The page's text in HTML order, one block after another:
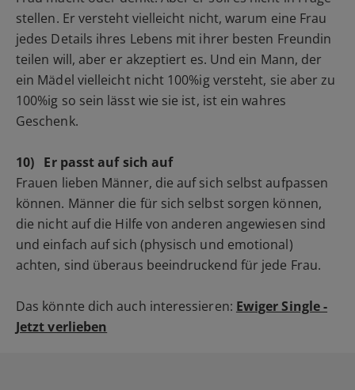
stellen. Er versteht vielleicht nicht, warum eine Frau
jedes Details ihres Lebens mit ihrer besten Freundin
teilen will, aber er akzeptiert es. Und ein Mann, der
ein Mädel vielleicht nicht 100%ig versteht, sie aber zu
100%ig so sein lässt wie sie ist, ist ein wahres
Geschenk.
10) Er passt auf sich auf
Frauen lieben Männer, die auf sich selbst aufpassen
können. Männer die für sich selbst sorgen können,
die nicht auf die Hilfe von anderen angewiesen sind
und einfach auf sich (physisch und emotional)
achten, sind überaus beeindruckend für jede Frau.
Das könnte dich auch interessieren: Ewiger Single -
Jetzt verlieben